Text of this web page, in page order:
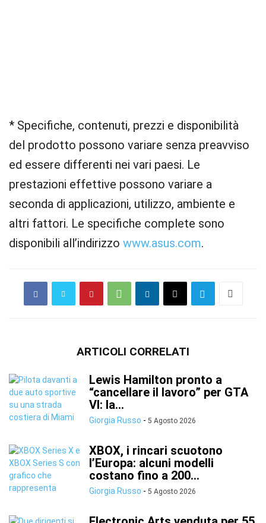
* Specifiche, contenuti, prezzi e disponibilità
del prodotto possono variare senza preavviso
ed essere differenti nei vari paesi. Le
prestazioni effettive possono variare a
seconda di applicazioni, utilizzo, ambiente e
altri fattori. Le specifiche complete sono
disponibili all’indirizzo www.asus.com.
ARTICOLI CORRELATI
Lewis Hamilton pronto a
“cancellare il lavoro” per GTA
VI: la...
Giorgia Russo - 5 Agosto 2026
XBOX, i rincari scuotono
l’Europa: alcuni modelli
costano fino a 200...
Giorgia Russo - 5 Agosto 2026